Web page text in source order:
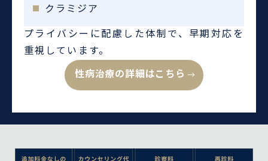
クラミジア
プライバシーに配慮した体制で、早期対応を
重視しています。
性病治療の詳細はこちら